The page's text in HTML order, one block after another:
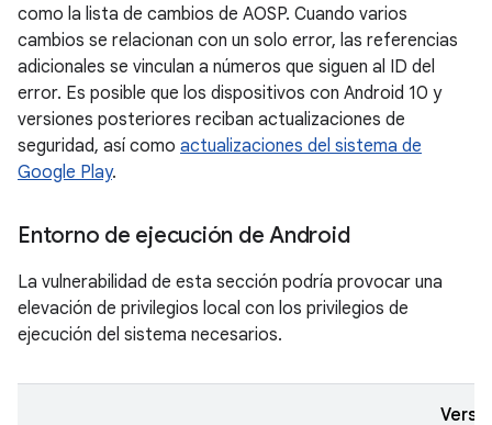
como la lista de cambios de AOSP. Cuando varios
cambios se relacionan con un solo error, las referencias
adicionales se vinculan a números que siguen al ID del
error. Es posible que los dispositivos con Android 10 y
versiones posteriores reciban actualizaciones de
seguridad, así como actualizaciones del sistema de
Google Play.
Entorno de ejecución de Android
La vulnerabilidad de esta sección podría provocar una
elevación de privilegios local con los privilegios de
ejecución del sistema necesarios.